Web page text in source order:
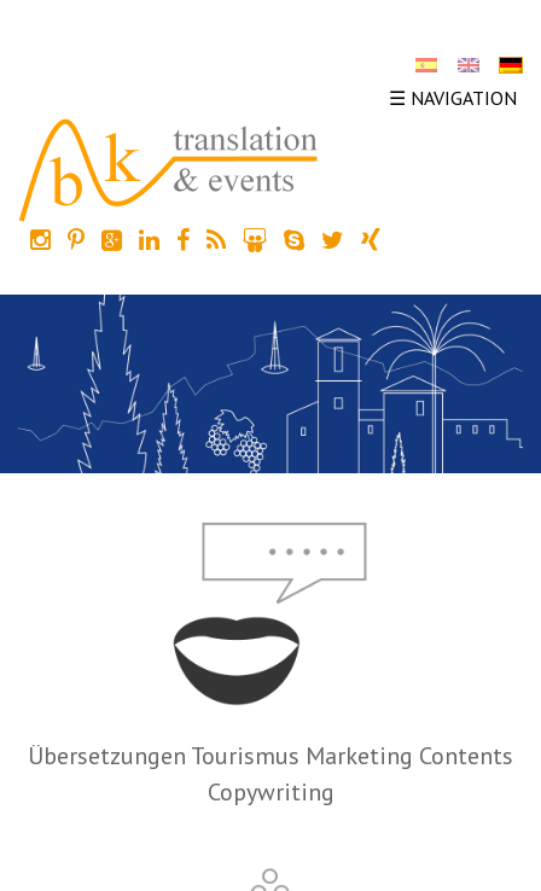
☰ NAVIGATION
Übersetzungen Tourismus Marketing Contents
Copywriting